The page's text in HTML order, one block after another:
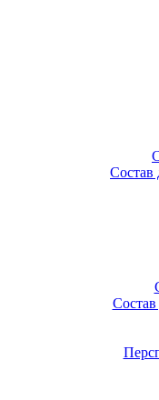
Состав
Состав